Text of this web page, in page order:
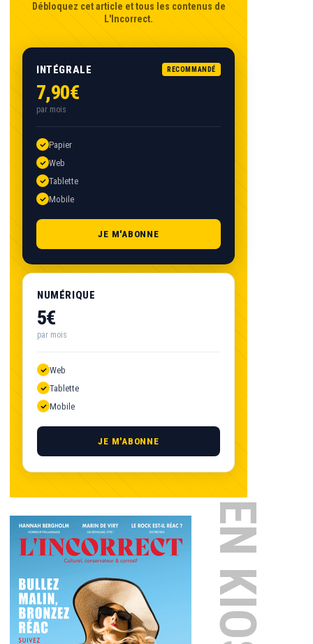
Débloquez cet article et tous les contenus de
L'Incorrect.
INTÉGRALE RECOMMANDÉ
7,90€
par mois
Papier
Web
Tablette
Mobile
JE M'ABONNE
NUMÉRIQUE
5€
par mois
Web
Tablette
Mobile
JE M'ABONNE